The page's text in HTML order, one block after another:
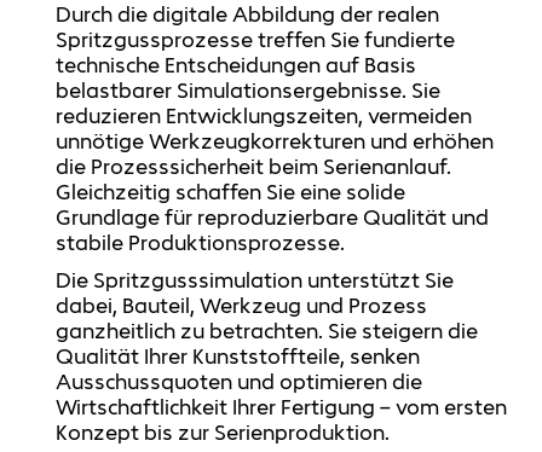
Durch die digitale Abbildung der realen
Spritzgussprozesse treffen Sie fundierte
technische Entscheidungen auf Basis
belastbarer Simulationsergebnisse. Sie
reduzieren Entwicklungszeiten, vermeiden
unnötige Werkzeugkorrekturen und erhöhen
die Prozesssicherheit beim Serienanlauf.
Gleichzeitig schaffen Sie eine solide
Grundlage für reproduzierbare Qualität und
stabile Produktionsprozesse.
Die Spritzgusssimulation unterstützt Sie
dabei, Bauteil, Werkzeug und Prozess
ganzheitlich zu betrachten. Sie steigern die
Qualität Ihrer Kunststoffteile, senken
Ausschussquoten und optimieren die
Wirtschaftlichkeit Ihrer Fertigung – vom ersten
Konzept bis zur Serienproduktion.